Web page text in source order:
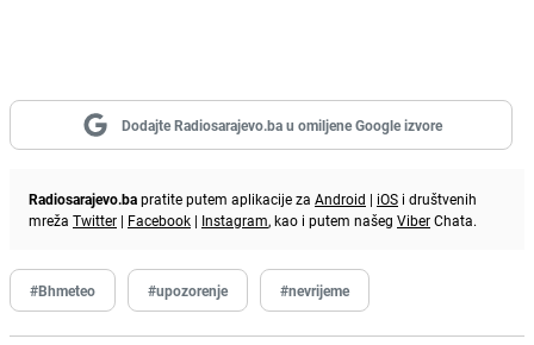
Dodajte Radiosarajevo.ba u omiljene Google izvore
Radiosarajevo.bapratite putem aplikacije za Android | iOS i društvenih
mreža Twitter | Facebook | Instagram, kao i putem našeg ViberChata.
#Bhmeteo #upozorenje #nevrijeme